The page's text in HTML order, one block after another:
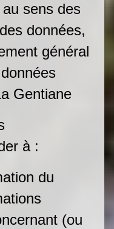
sens des
données,
général
Gentiane
à :
du
(ou